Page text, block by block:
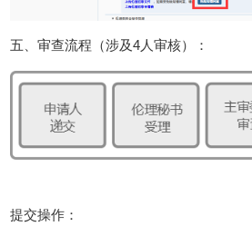
五、审查流程（涉及4人审核）：
提交操作：